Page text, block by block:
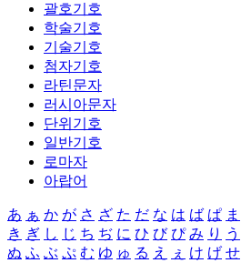
괄호기호
학술기호
기술기호
첨자기호
라틴문자
러시아문자
단위기호
일반기호
로마자
아랍어
あ ぁ か が さ ざ た だ な は ば ぱ ま
き ぎ し じ ち ぢ に ひ び ぴ み り う
ぬ ふ ぶ ぷ む ゆ ゅ る え ぇ け げ せ